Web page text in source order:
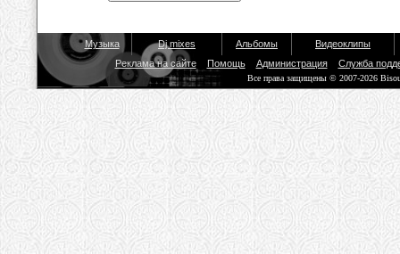
Музыка Dj mixes Альбомы
Видеоклипы
Реклама на сайте
Помощь Администрация Служба
Все права защищены © 2007-2026